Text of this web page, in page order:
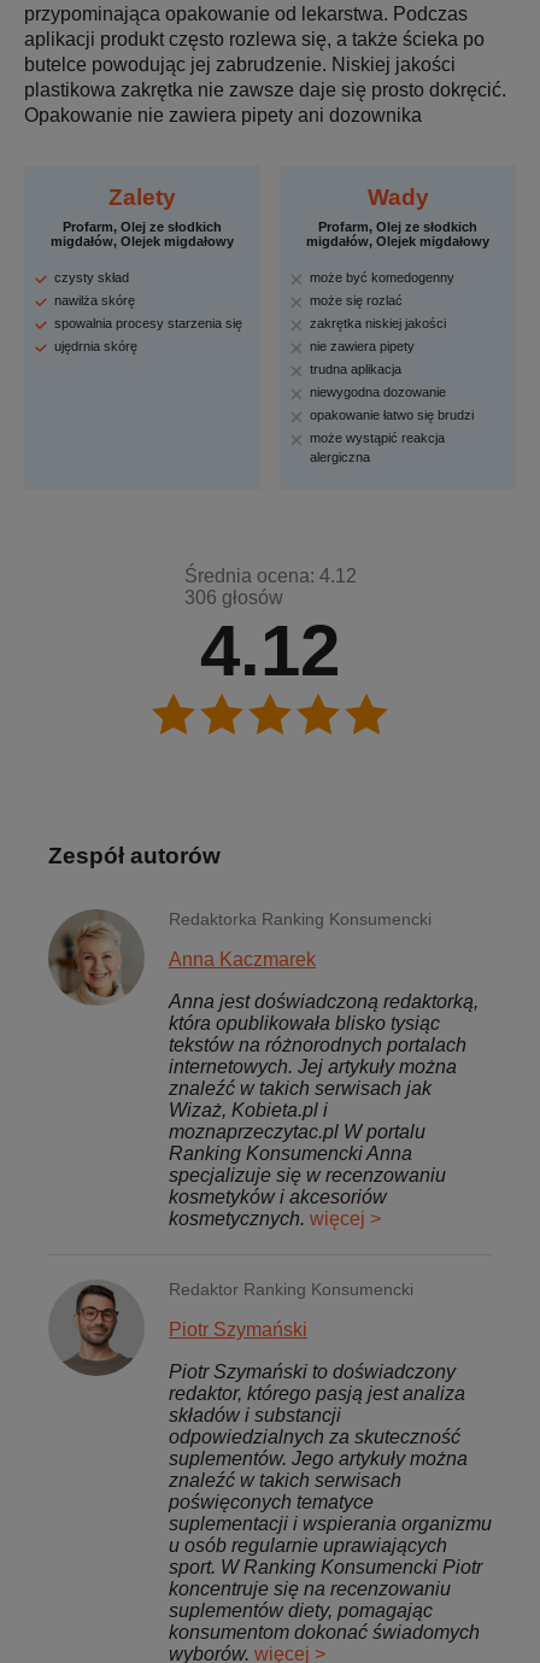
przypominająca opakowanie od lekarstwa. Podczas
aplikacji produkt często rozlewa się, a także ścieka po
butelce powodując jej zabrudzenie. Niskiej jakości
plastikowa zakrętka nie zawsze daje się prosto dokręcić.
Opakowanie nie zawiera pipety ani dozownika
Zalety
Profarm, Olej ze słodkich
migdałów, Olejek migdałowy
czysty skład
nawilża skórę
spowalnia procesy starzenia się
ujędrnia skórę
Wady
Profarm, Olej ze słodkich
migdałów, Olejek migdałowy
może być komedogenny
może się rozlać
zakrętka niskiej jakości
nie zawiera pipety
trudna aplikacja
niewygodna dozowanie
opakowanie łatwo się brudzi
może wystąpić reakcja
alergiczna
4.12
Średnia ocena: 4.12
306 głosów
Zespół autorów
Redaktorka Ranking Konsumencki
Anna Kaczmarek
Anna jest doświadczoną redaktorką,
która opublikowała blisko tysiąc
tekstów na różnorodnych portalach
internetowych. Jej artykuły można
znaleźć w takich serwisach jak
Wizaż, Kobieta.pl i
moznaprzeczytac.pl W portalu
Ranking Konsumencki Anna
specjalizuje się w recenzowaniu
kosmetyków i akcesoriów
kosmetycznych. więcej >
Redaktor Ranking Konsumencki
Piotr Szymański
Piotr Szymański to doświadczony
redaktor, którego pasją jest analiza
składów i substancji
odpowiedzialnych za skuteczność
suplementów. Jego artykuły można
znaleźć w takich serwisach
poświęconych tematyce
suplementacji i wspierania organizmu
u osób regularnie uprawiających
sport. W Ranking Konsumencki Piotr
koncentruje się na recenzowaniu
suplementów diety, pomagając
konsumentom dokonać świadomych
wyborów. więcej >